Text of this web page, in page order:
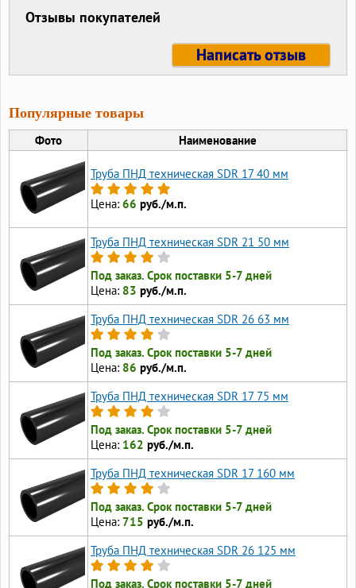
Отзывы покупателей
Написать отзыв
Популярные товары
Фото Наименование
Труба ПНД техническая SDR 17 40 мм
Цена: 66 руб./м.п.
Труба ПНД техническая SDR 21 50 мм
Под заказ. Срок поставки 5-7 дней
Цена: 83 руб./м.п.
Труба ПНД техническая SDR 26 63 мм
Под заказ. Срок поставки 5-7 дней
Цена: 86 руб./м.п.
Труба ПНД техническая SDR 17 75 мм
Под заказ. Срок поставки 5-7 дней
Цена: 162 руб./м.п.
Труба ПНД техническая SDR 17 160 мм
Под заказ. Срок поставки 5-7 дней
Цена: 715 руб./м.п.
Труба ПНД техническая SDR 26 125 мм
Под заказ. Срок поставки 5-7 дней